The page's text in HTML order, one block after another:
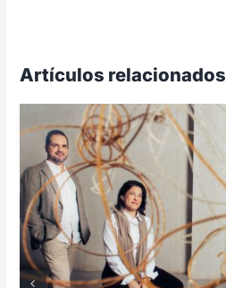
Artículos relacionados